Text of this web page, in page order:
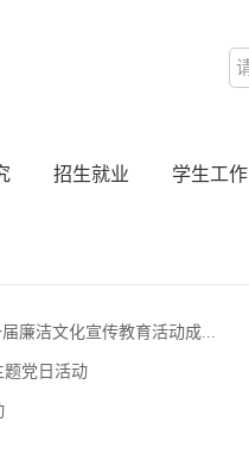
招生就业 学生工作
廉洁文化宣传教育活动成...
题党日活动